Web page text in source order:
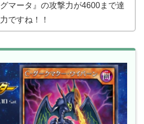
マータ』の攻撃力が4600まで達
ですね！！